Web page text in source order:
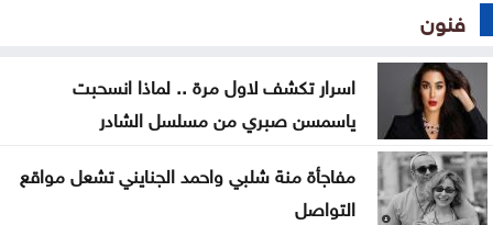
فنون
اسرار تكشف لاول مرة .. لماذا انسحبت
ياسمسن صبري من مسلسل الشادر
مفاجأة منة شلبي واحمد الجنايني تشعل مواقع
التواصل